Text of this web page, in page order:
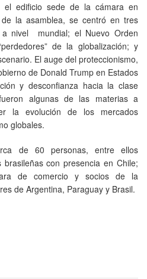
el edificio sede de la cámara en
la asamblea, se centró en tres
nivel mundial; el Nuevo Orden
de la globalización; y
El auge del proteccionismo,
de Donald Trump en Estados
y desconfianza hacia la clase
algunas de las materias a
la evolución de los mercados
globales.
de 60 personas, entre ellos
con presencia en Chile;
de comercio y socios de la
de Argentina, Paraguay y Brasil.